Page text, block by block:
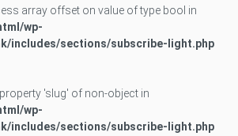
array offset on value of type bool in
wp-
includes/sections/subscribe-light.php
'slug' of non-object in
wp-
includes/sections/subscribe-light.php